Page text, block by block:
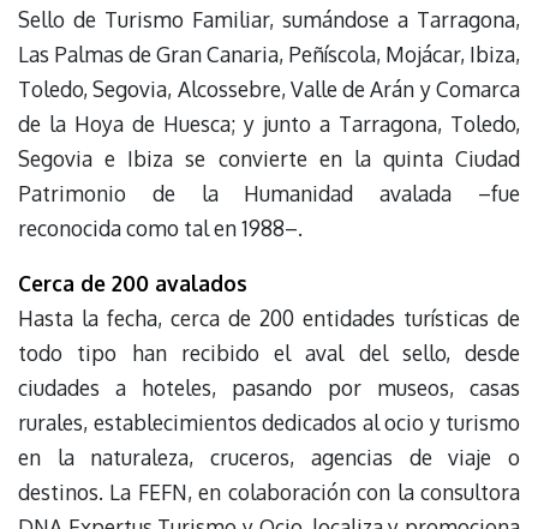
Sello de Turismo Familiar, sumándose a Tarragona,
Las Palmas de Gran Canaria, Peñíscola, Mojácar, Ibiza,
Toledo, Segovia, Alcossebre, Valle de Arán y Comarca
de la Hoya de Huesca; y junto a Tarragona, Toledo,
Segovia e Ibiza se convierte en la quinta Ciudad
Patrimonio de la Humanidad avalada –fue
reconocida como tal en 1988–.
Cerca de 200 avalados
Hasta la fecha, cerca de 200 entidades turísticas de
todo tipo han recibido el aval del sello, desde
ciudades a hoteles, pasando por museos, casas
rurales, establecimientos dedicados al ocio y turismo
en la naturaleza, cruceros, agencias de viaje o
destinos. La FEFN, en colaboración con la consultora